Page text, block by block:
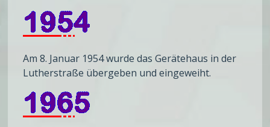
Am 8. Januar 1954 wurde das Gerätehaus in der
Lutherstraße übergeben und eingeweiht.